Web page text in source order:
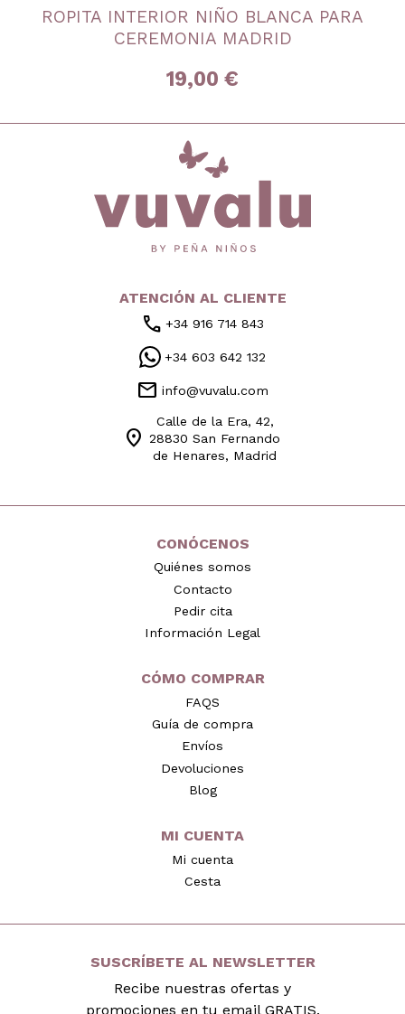
8 años 10 años 12 años 14 años 16 años
ROPITA INTERIOR NIÑO BLANCA PARA
CEREMONIA MADRID
19,00 €
ATENCIÓN AL CLIENTE
call +34 916 714 843
+34 603 642 132
mail info@vuvalu.com
location_on
Calle de la Era, 42,
28830 San Fernando
de Henares, Madrid
CONÓCENOS
Quiénes somos
Contacto
Pedir cita
Información Legal
CÓMO COMPRAR
FAQS
Guía de compra
Envíos
Devoluciones
Blog
MI CUENTA
Mi cuenta
Cesta
SUSCRÍBETE AL NEWSLETTER
Recibe nuestras ofertas y
promociones en tu email GRATIS.